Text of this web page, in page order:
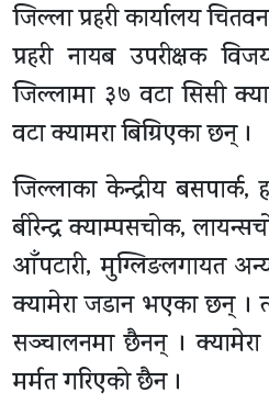
जिल्ला प्रहरी कार्यालय
प्रहरी नायब उपरीक्षक
जिल्लामा ३७ वटा सिसी
वटा क्यामरा बिग्रिएका छन् ।
जिल्लाका केन्द्रीय बसपार्क,
बीरेन्द्र क्याम्पसचोक,
आँपटारी, मुग्लिङलगायत अन्य
क्यामेरा जडान भएका छन् ।
सञ्चालनमा छैनन् । क्यामेरा
मर्मत गरिएको छैन ।